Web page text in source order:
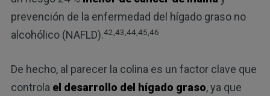
prevención de la enfermedad del hígado graso no
alcohólico (NAFLD).42,43,44,45,46
De hecho, al parecer la colina es un factor clave que
controla el desarrollo del hígado graso, ya que